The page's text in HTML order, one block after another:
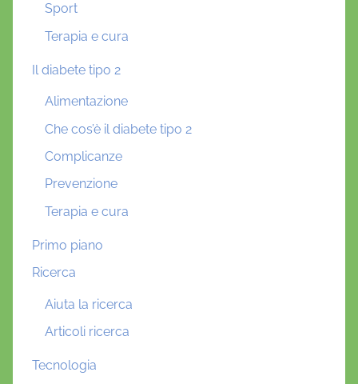
Sport
Terapia e cura
Il diabete tipo 2
Alimentazione
Che cos’è il diabete tipo 2
Complicanze
Prevenzione
Terapia e cura
Primo piano
Ricerca
Aiuta la ricerca
Articoli ricerca
Tecnologia